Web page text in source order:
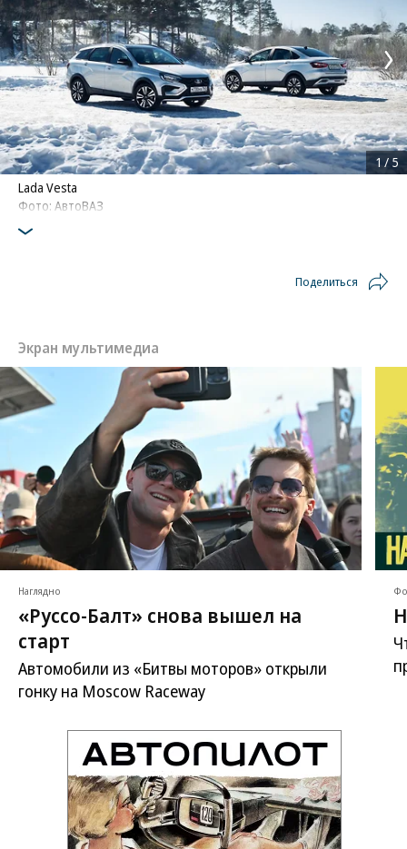
Lada Vesta
Фото: АвтоВАЗ
1 / 5
Поделиться
Экран мультимедиа
Наглядно
«Руссо-Балт» снова вышел на
старт
Автомобили из «Битвы моторов» открыли
гонку на Moscow Raceway